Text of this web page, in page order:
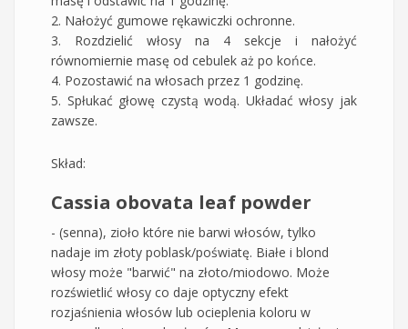
2. Nałożyć gumowe rękawiczki ochronne.
3. Rozdzielić włosy na 4 sekcje i nałożyć
równomiernie masę od cebulek aż po końce.
4. Pozostawić na włosach przez 1 godzinę.
5. Spłukać głowę czystą wodą. Układać włosy jak
zawsze.
Skład:
Cassia obovata leaf powder
- (senna), zioło które nie barwi włosów, tylko
nadaje im złoty poblask/poświatę. Białe i blond
włosy może "barwić" na złoto/miodowo. Może
rozświetlić włosy co daje optyczny efekt
rozjaśnienia włosów lub ocieplenia koloru w